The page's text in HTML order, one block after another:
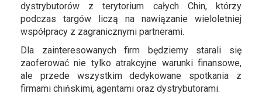
dystrybutorów z terytorium całych Chin, którzy
podczas targów liczą na nawiązanie wieloletniej
współpracy z zagranicznymi partnerami.
Dla zainteresowanych firm będziemy starali się
zaoferować nie tylko atrakcyjne warunki finansowe,
ale przede wszystkim dedykowane spotkania z
firmami chińskimi, agentami oraz dystrybutorami.